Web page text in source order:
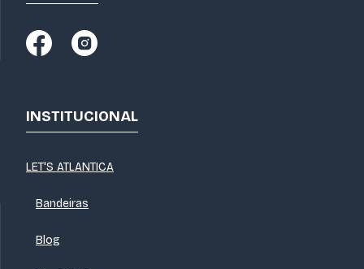
INSTITUCIONAL
LET'S ATLANTICA
Bandeiras
Blog